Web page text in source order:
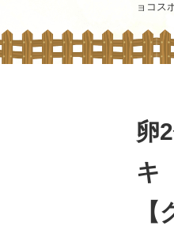
ョコス
卵
キ